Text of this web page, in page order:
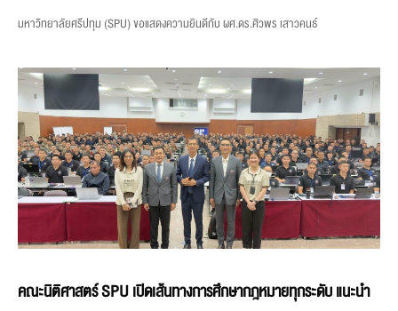
มหาวิทยาลัยศรีปทุม (SPU) ขอแสดงความยินดีกับ ผศ.ดร.ศิวพร เสาวคนธ์
คณะนิติศาสตร์ SPU เปิดเส้นทางการศึกษากฎหมายทุกระดับ แนะนำ